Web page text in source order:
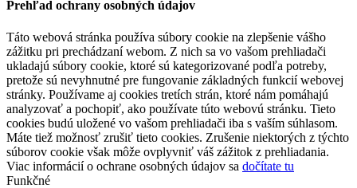
Prehľad ochrany osobných údajov
Táto webová stránka používa súbory cookie na zlepšenie vášho
zážitku pri prechádzaní webom. Z nich sa vo vašom prehliadači
ukladajú súbory cookie, ktoré sú kategorizované podľa potreby,
pretože sú nevyhnutné pre fungovanie základných funkcií webovej
stránky. Používame aj cookies tretích strán, ktoré nám pomáhajú
analyzovať a pochopiť, ako používate túto webovú stránku. Tieto
cookies budú uložené vo vašom prehliadači iba s vaším súhlasom.
Máte tiež možnosť zrušiť tieto cookies. Zrušenie niektorých z týchto
súborov cookie však môže ovplyvniť váš zážitok z prehliadania.
Viac informácií o ochrane osobných údajov sa dočítate tu
Funkčné